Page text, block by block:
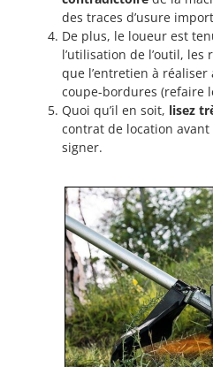
des traces d’usure
De plus, le loueur est
l’utilisation de l’outil,
que l’entretien à
coupe-bordures (refaire
Quoi qu’il en soit, lisez
contrat de location
signer.